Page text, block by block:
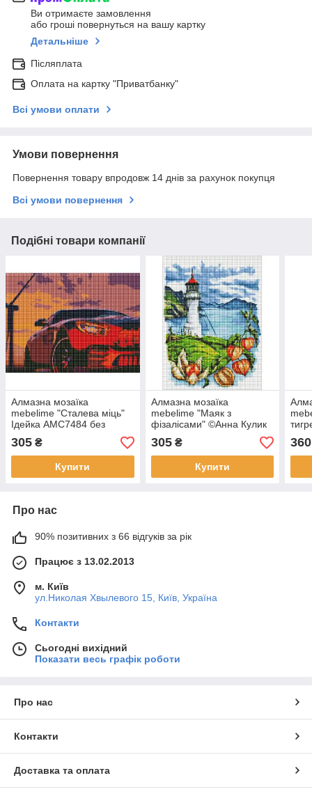
Ви отримаєте замовлення
або гроші повернуться на вашу картку
Детальніше
Післяплата
Оплата на картку "Приватбанку"
Всі умови оплати
Умови повернення
Повернення товару впродовж 14 днів за рахунок покупця
Всі умови повернення
Подібні товари компанії
Алмазна мозаїка
mebelime "Сталева міць"
Ідейка AMC7484 без
305 ₴
Купити
Алмазна мозаїка
mebelime "Маяк з
фізалісами" ©Анна Кулик
підрамника 30х40 см
305₴
Купити
360
Про нас
90% позитивних з 66 відгуків за рік
Працює з 13.02.2013
м. Київ
ул.Николая Хвылевого 15, Київ, Україна
Контакти
Сьогодні вихідний
Показати весь графік роботи
Про нас
Контакти
Доставка та оплата